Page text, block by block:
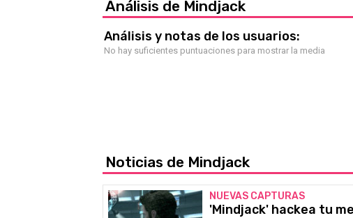
Análisis de Mindjack
Análisis y notas de los usuarios:
No hay suficientes puntuaciones para mostrar la media
Noticias de Mindjack
NUEVAS CAPTURAS
'Mindjack' hackea tu